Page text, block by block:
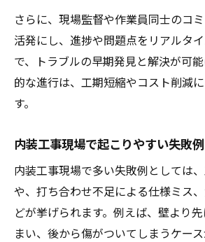
さらに、現場監督や作業員同士のコ
活発にし、進捗や問題点をリアルタ
で、トラブルの早期発見と解決が可
的な進行は、工期短縮やコスト削減
す。
内装工事現場で起こりやすい失敗
内装工事現場で多い失敗例としては
や、打ち合わせ不足による仕様ミス
どが挙げられます。例えば、壁より
まい、後から傷がついてしまうケース